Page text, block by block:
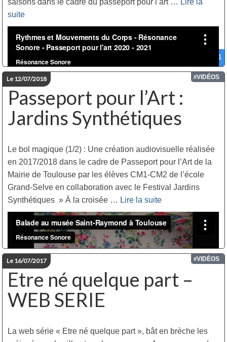
1
saisons dans le cadre du passeport pour l’art … Lire la
suite­­
play_circle_outlineEcoutez
Le 12/07/2018 #VIDÉOS
Passeport pour l’Art :
Jardins Synthétiques
Le bol magique (1/2) : Une création audiovisuelle réalisée
en 2017/2018 dans le cadre de Passeport pour l’Art de la
Mairie de Toulouse par les élèves CM1-CM2 de l’école
Grand-Selve en collaboration avec le Festival Jardins
Synthétiques » À la croisée … Lire la suite­­
Le 16/07/2017 #VIDÉOS
Etre né quelque part –
WEB SERIE
La web série « Etre né quelque part », bât en brèche les